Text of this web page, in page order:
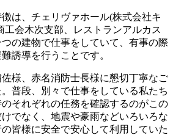
は、チェリヴァホール(株式会社キ
工会木次支部、レストランアルカス
の建物で仕事をしていて、有事の際
誘導を行うことです。
様、赤名消防士長様に懇切丁寧なご
普段、別々で仕事をしている私たち
それぞれの任務を確認するのがこの
でなく、地震や豪雨などいろいろな
皆様に安全で安心して利用していた